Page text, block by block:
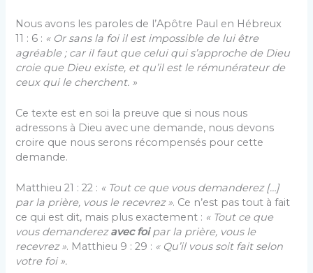
Nous avons les paroles de l’Apôtre Paul en Hébreux
11 : 6 : « Or sans la foi il est impossible de lui être
agréable ; car il faut que celui qui s’approche de Dieu
croie que Dieu existe, et qu’il est le rémunérateur de
ceux qui le cherchent. »
Ce texte est en soi la preuve que si nous nous
adressons à Dieu avec une demande, nous devons
croire que nous serons récompensés pour cette
demande.
Matthieu 21 : 22 : « Tout ce que vous demanderez […]
par la prière, vous le recevrez ». Ce n’est pas tout à fait
ce qui est dit, mais plus exactement : « Tout ce que
vous demanderezavec foipar la prière, vous le
recevrez ». Matthieu 9 : 29 : « Qu’il vous soit fait selon
votre foi».